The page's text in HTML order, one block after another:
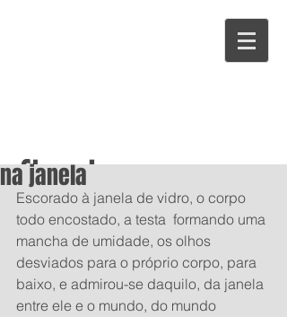
flavio
cafiero
na janela
Escorado à janela de vidro, o corpo
todo encostado, a testa  formando uma
mancha de umidade, os olhos
desviados para o próprio corpo, para
baixo, e admirou-se daquilo, da janela
entre ele e o mundo, do mundo